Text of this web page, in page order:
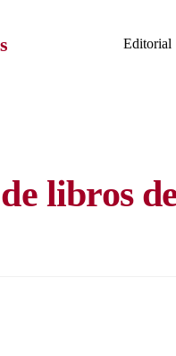
Editorial
libros